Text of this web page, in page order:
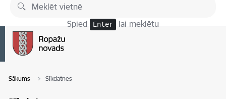
Pāriet uz lapas saturu
Spied Enter lai meklētu
Sākums Sīkdatnes